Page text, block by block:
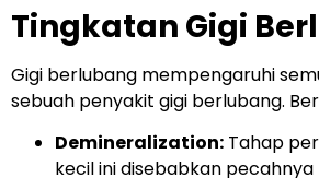
Tingkatan Gigi
Gigi berlubang mempengaruhi
sebuah penyakit gigi berlubang.
Demineralization: Tahap
kecil ini disebabkan